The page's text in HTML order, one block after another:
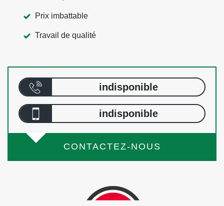
Prix imbattable
Travail de qualité
indisponible
indisponible
CONTACTEZ-NOUS